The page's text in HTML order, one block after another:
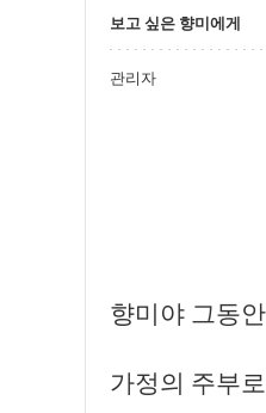
보고 싶은 향미에게
관리자
향미야 그동
가정의 주부